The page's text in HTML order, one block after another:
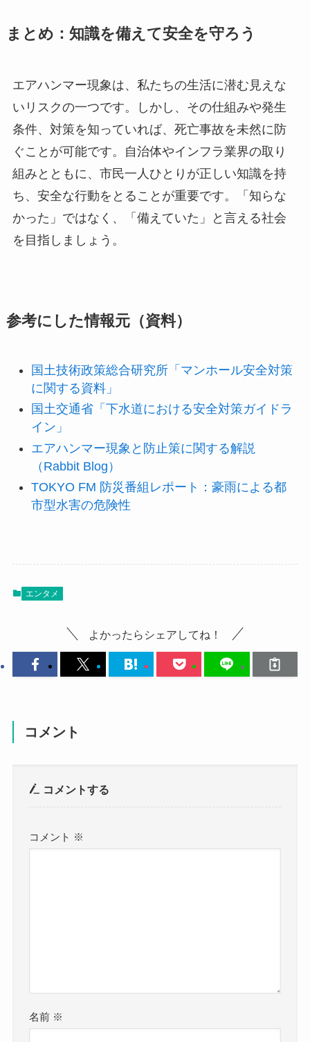
まとめ：知識を備えて安全を守ろう
エアハンマー現象は、私たちの生活に潜む見えな
いリスクの一つです。しかし、その仕組みや発生
条件、対策を知っていれば、死亡事故を未然に防
ぐことが可能です。自治体やインフラ業界の取り
組みとともに、市民一人ひとりが正しい知識を持
ち、安全な行動をとることが重要です。「知らな
かった」ではなく、「備えていた」と言える社会
を目指しましょう。
参考にした情報元（資料）
国土技術政策総合研究所「マンホール安全対策
に関する資料」
国土交通省「下水道における安全対策ガイドラ
イン」
エアハンマー現象と防止策に関する解説
（Rabbit Blog）
TOKYO FM 防災番組レポート：豪雨による都
市型水害の危険性
エンタメ
よかったらシェアしてね！
コメント
コメントする
コメント ※
名前 ※